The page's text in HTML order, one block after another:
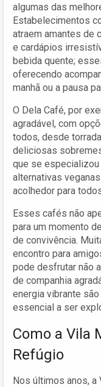
algumas das
Estabelecimentos
atraem amantes de
e cardápios
bebida quente;
oferecendo
manhã ou a pausa
O Dela Café, por
agradável, com
todos, desde
deliciosas
que se
alternativas
acolhedor para
Esses cafés não
para um momento
de convivência.
encontro para
pode desfrutar não
de companhia
energia vibrante
essencial a ser
Como a Vila
Refúgio
Nos últimos anos, a